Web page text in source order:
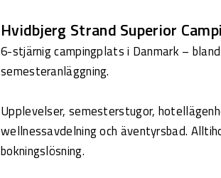
Hvidbjerg Strand Superior
6-stjärnig campingplats i Danmark –
semesteranläggning.
Upplevelser, semesterstugor,
wellnessavdelning och äventyrsbad.
bokningslösning.